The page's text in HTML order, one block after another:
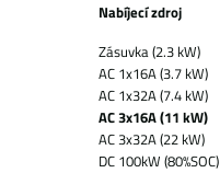
Nabíjecí zdroj
Zásuvka (2.3 kW)
AC 1x16A (3.7 kW)
AC 1x32A (7.4 kW)
AC 3x16A (11 kW)
AC 3x32A (22 kW)
DC 100kW (80%SOC)